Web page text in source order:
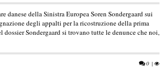
danese della Sinistra Europea Soren Sondergaard sui
degli appalti per la ricostruzione della prima
Sondergaard si trovano tutte le denunce che noi,
0 |